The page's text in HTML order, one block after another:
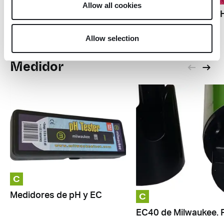
Allow all cookies
Allow selection
Cannabis
La importancia del
EC
Medidor
C
Medidores de pH y EC C
EC40 de Milwaukee.